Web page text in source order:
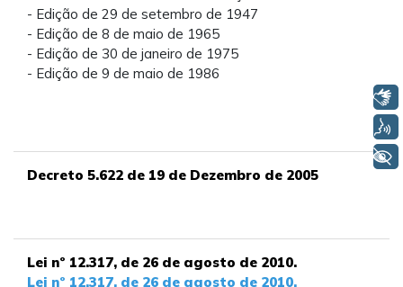
- Edição de 29 de setembro de 1947
- Edição de 8 de maio de 1965
- Edição de 30 de janeiro de 1975
- Edição de 9 de maio de 1986
Decreto 5.622 de 19 de Dezembro de 2005
Lei nº 12.317, de 26 de agosto de 2010.
Lei nº 12.317, de 26 de agosto de 2010.
+ Acessibilidade